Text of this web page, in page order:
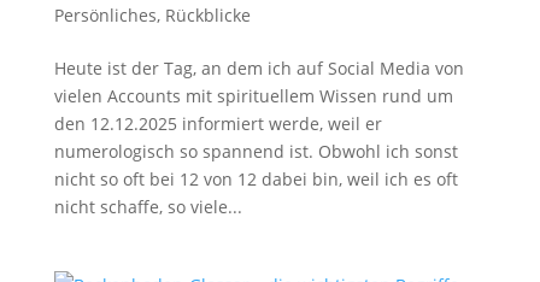
Persönliches, Rückblicke
Heute ist der Tag, an dem ich auf Social Media von
vielen Accounts mit spirituellem Wissen rund um
den 12.12.2025 informiert werde, weil er
numerologisch so spannend ist. Obwohl ich sonst
nicht so oft bei 12 von 12 dabei bin, weil ich es oft
nicht schaffe, so viele...